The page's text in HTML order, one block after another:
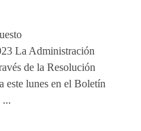
La Administración
de la Resolución
este lunes en el Boletín
...